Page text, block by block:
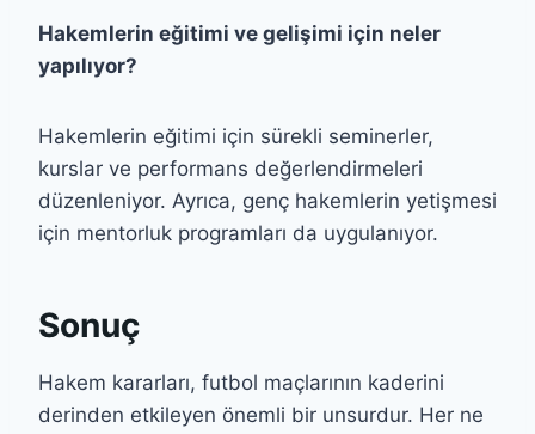
Hakemlerin eğitimi ve gelişimi için neler
yapılıyor?
Hakemlerin eğitimi için sürekli seminerler,
kurslar ve performans değerlendirmeleri
düzenleniyor. Ayrıca, genç hakemlerin yetişmesi
için mentorluk programları da uygulanıyor.
Sonuç
Hakem kararları, futbol maçlarının kaderini
derinden etkileyen önemli bir unsurdur. Her ne